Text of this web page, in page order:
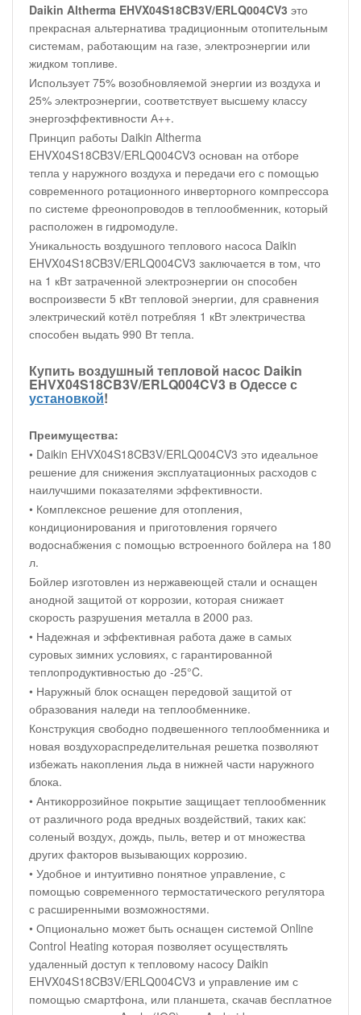
Daikin Altherma EHVX04S18CB3V/ERLQ004CV3 это
прекрасная альтернатива традиционным отопительным
системам, работающим на газе, электроэнергии или
жидком топливе.
Использует 75% возобновляемой энергии из воздуха и
25% электроэнергии, соответствует высшему классу
энергоэффективности А++.
Принцип работы Daikin Altherma
EHVX04S18CB3V/ERLQ004CV3 основан на отборе
тепла у наружного воздуха и передачи его с помощью
современного ротационного инверторного компрессора
по системе фреонопроводов в теплообменник, который
расположен в гидромодуле.
Уникальность воздушного теплового насоса Daikin
EHVX04S18CB3V/ERLQ004CV3 заключается в том, что
на 1 кВт затраченной электроэнергии он способен
воспроизвести 5 кВт тепловой энергии, для сравнения
электрический котёл потребляя 1 кВт электричества
способен выдать 990 Вт тепла.
Купить воздушный тепловой насос Daikin
EHVX04S18CB3V/ERLQ004CV3 в Одессе с
установкой!
Преимущества:
• Daikin EHVX04S18CB3V/ERLQ004CV3 это идеальное
решение для снижения эксплуатационных расходов с
наилучшими показателями эффективности.
• Комплексное решение для отопления,
кондиционирования и приготовления горячего
водоснабжения с помощью встроенного бойлера на 180
л.
Бойлер изготовлен из нержавеющей стали и оснащен
анодной защитой от коррозии, которая снижает
скорость разрушения металла в 2000 раз.
• Надежная и эффективная работа даже в самых
суровых зимних условиях, с гарантированной
теплопродуктивностью до -25°C.
• Наружный блок оснащен передовой защитой от
образования наледи на теплообменнике.
Конструкция свободно подвешенного теплообменника и
новая воздухораспределительная решетка позволяют
избежать накопления льда в нижней части наружного
блока.
• Антикоррозийное покрытие защищает теплообменник
от различного рода вредных воздействий, таких как:
соленый воздух, дождь, пыль, ветер и от множества
других факторов вызывающих коррозию.
• Удобное и интуитивно понятное управление, с
помощью современного термостатического регулятора
с расширенными возможностями.
• Опционально может быть оснащен системой Online
Control Heating которая позволяет осуществлять
удаленный доступ к тепловому насосу Daikin
EHVX04S18CB3V/ERLQ004CV3 и управление им с
помощью смартфона, или планшета, скачав бесплатное